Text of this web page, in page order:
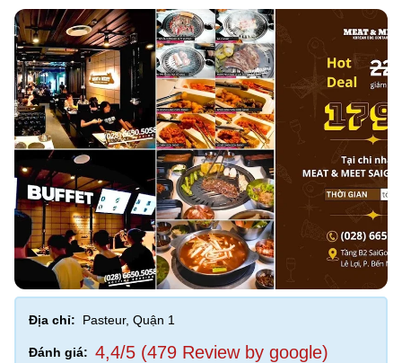
Địa chỉ: Pasteur, Quận 1
Đánh giá: 4,4/5 (479 Review by google)